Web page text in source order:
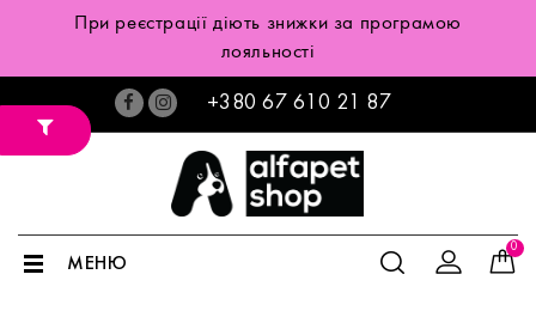
При реєстрації діють знижки за програмою
лояльності
+380 67 610 21 87
0
МЕНЮ